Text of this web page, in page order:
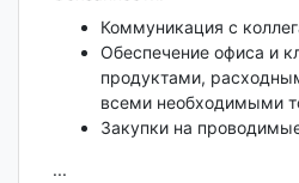
Коммуникация с
Обеспечение офиса и
продуктами,
всеми необходимыми
Закупки на
...